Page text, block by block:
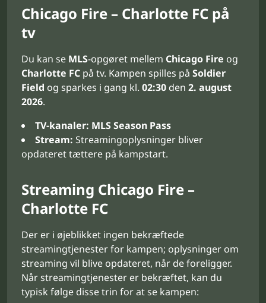
Chicago Fire – Charlotte FC på
tv
Du kan se MLS-opgøret mellem Chicago Fire og
Charlotte FC på tv. Kampen spilles på Soldier
Field og sparkes i gang kl. 02:30 den 2. august
2026.
TV-kanaler: MLS Season Pass
Stream: Streamingoplysninger bliver
opdateret tættere på kampstart.
Streaming Chicago Fire –
Charlotte FC
Der er i øjeblikket ingen bekræftede
streamingtjenester for kampen; oplysninger om
streaming vil blive opdateret, når de foreligger.
Når streamingtjenester er bekræftet, kan du
typisk følge disse trin for at se kampen: